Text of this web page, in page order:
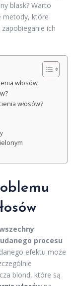
blask? Warto
metody, które
ich
włosów
włosów?
procesu
efektu może
blond, które są